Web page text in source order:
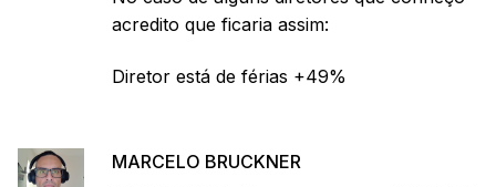
acredito que ficaria assim:
Diretor está de férias +49%
MARCELO BRUCKNER